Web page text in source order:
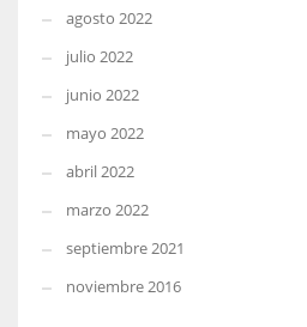
agosto 2022
julio 2022
junio 2022
mayo 2022
abril 2022
marzo 2022
septiembre 2021
noviembre 2016